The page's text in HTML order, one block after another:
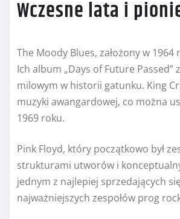
Wczesne lata i
The Moody Blues, założony w
Ich album „Days of Future Passed”
milowym w historii gatunku. King
muzyki awangardowej, co można
1969 roku.
Pink Floyd, który początkowo był
strukturami utworów i
jednym z najlepiej sprzedających
najważniejszych zespołów prog